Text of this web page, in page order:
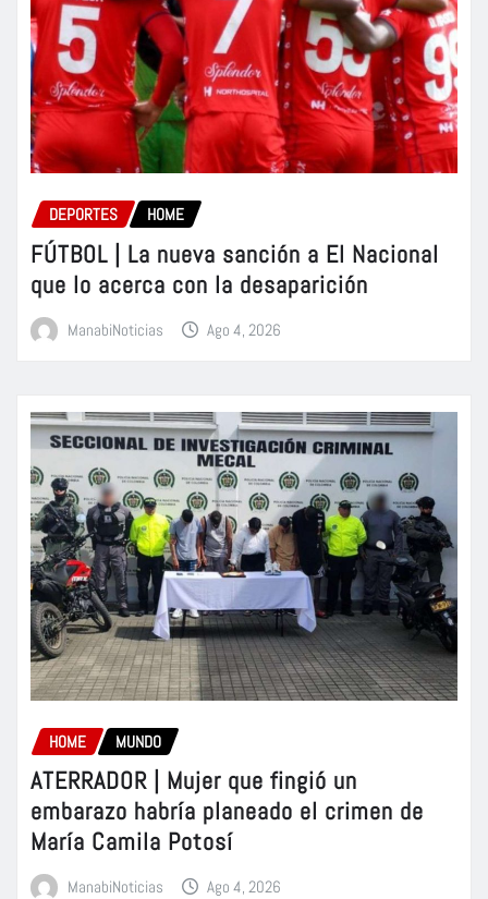
DEPORTES HOME
FÚTBOL | La nueva sanción a El Nacional
que lo acerca con la desaparición
ManabiNoticias Ago 4, 2026
HOME MUNDO
ATERRADOR | Mujer que fingió un
embarazo habría planeado el crimen de
María Camila Potosí
ManabiNoticias Ago 4, 2026